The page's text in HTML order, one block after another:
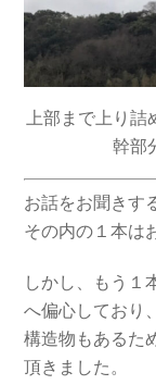
上部まで上り詰
幹部
お話をお聞きす
その内の１本は
しかし、もう１
へ偏心しており、
構造物もあるた
頂きました。